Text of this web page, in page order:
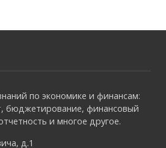
по экономике и финансам:
бюджетирование, финансовый
и многое другое.
д.1